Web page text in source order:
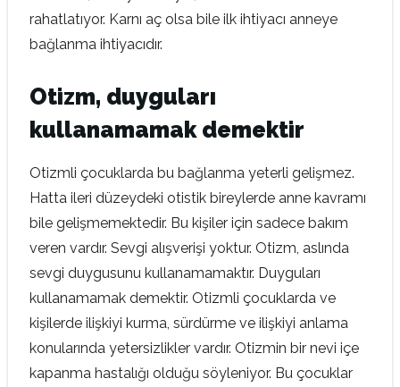
rahatlatıyor. Karnı aç olsa bile ilk ihtiyacı anneye
bağlanma ihtiyacıdır.
Otizm, duyguları
kullanamamak demektir
Otizmli çocuklarda bu bağlanma yeterli gelişmez.
Hatta ileri düzeydeki otistik bireylerde anne kavramı
bile gelişmemektedir. Bu kişiler için sadece bakım
veren vardır. Sevgi alışverişi yoktur. Otizm, aslında
sevgi duygusunu kullanamamaktır. Duyguları
kullanamamak demektir. Otizmli çocuklarda ve
kişilerde ilişkiyi kurma, sürdürme ve ilişkiyi anlama
konularında yetersizlikler vardır. Otizmin bir nevi içe
kapanma hastalığı olduğu söyleniyor. Bu çocuklar